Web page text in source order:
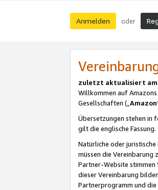
Anmelden oder
zuletzt aktualisiert am:
Willkommen auf
Gesellschaften („Amazon
Übersetzungen stehen in
gilt die englische Fassung.
Natürliche oder
müssen die Vereinbarung
Partner-Website stimmen
dieser Vereinbarung
Partnerprogramm und